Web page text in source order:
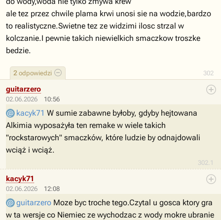
302
2 odpowiedzi
ale tez przez chwile plama krwi unosi sie na wodzie,bardzo
to realistyczne.Swietne tez ze widzimi ilosc strzal w
kolczanie.I pewnie takich niewielkich smaczkow troszke
bedzie.
02.06.2026 10:56
302.1
guitarzero
kacyk71 W sumie zabawne byłoby, gdyby hejtowana
Alkimia wyposażyła ten remake w wiele takich
"rockstarowych" smaczków, które ludzie by odnajdowali
wciąż i wciąż.
02.06.2026 12:08
kacyk71
guitarzero Moze byc troche tego.Czytal u gosca ktory gra
w ta wersje co Niemiec ze wychodzac z wody mokre ubranie